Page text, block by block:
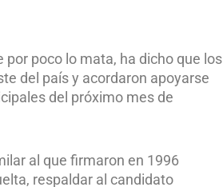
poco lo mata, ha dicho que los
del país y acordaron apoyarse
del próximo mes de
al que firmaron en 1996
respaldar al candidato